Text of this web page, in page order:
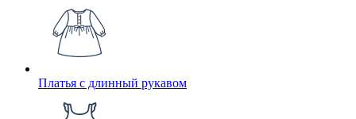
Платья с длинный рукавом